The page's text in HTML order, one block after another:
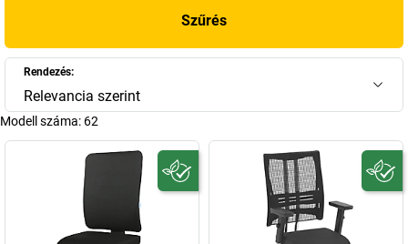
Szűrés
Rendezés:
Relevancia szerint
Modell száma: 62